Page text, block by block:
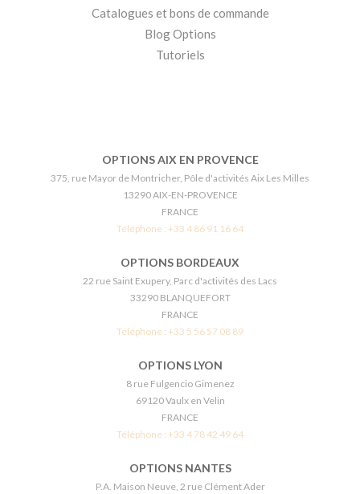
Catalogues et bons de commande
Blog Options
Tutoriels
OPTIONS AIX EN PROVENCE
375, rue Mayor de Montricher, Pôle d'activités Aix Les Milles
13290 AIX-EN-PROVENCE
FRANCE
Téléphone : +33 4 86 91 16 64
OPTIONS BORDEAUX
22 rue Saint Exupery, Parc d'activités des Lacs
33290 BLANQUEFORT
FRANCE
Téléphone : +33 5 56 57 08 89
OPTIONS LYON
8 rue Fulgencio Gimenez
69120 Vaulx en Velin
FRANCE
Téléphone : +33 4 78 42 49 64
OPTIONS NANTES
P.A. Maison Neuve, 2 rue Clément Ader